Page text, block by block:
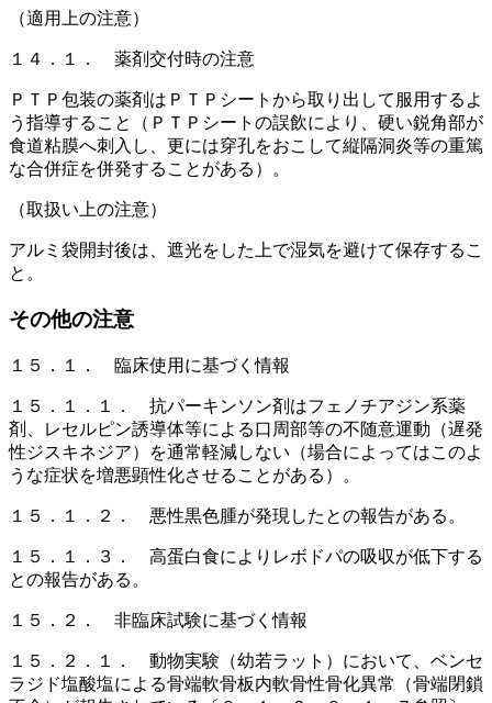
（適用上の注意）
１４．１． 薬剤交付時の注意
ＰＴＰ包装の薬剤はＰＴＰシートから取り出して服用するよ
う指導すること（ＰＴＰシートの誤飲により、硬い鋭角部が
食道粘膜へ刺入し、更には穿孔をおこして縦隔洞炎等の重篤
な合併症を併発することがある）。
（取扱い上の注意）
アルミ袋開封後は、遮光をした上で湿気を避けて保存するこ
と。
その他の注意
１５．１． 臨床使用に基づく情報
１５．１．１． 抗パーキンソン剤はフェノチアジン系薬
剤、レセルピン誘導体等による口周部等の不随意運動（遅発
性ジスキネジア）を通常軽減しない（場合によってはこのよ
うな症状を増悪顕性化させることがある）。
１５．１．２． 悪性黒色腫が発現したとの報告がある。
１５．１．３． 高蛋白食によりレボドパの吸収が低下する
との報告がある。
１５．２． 非臨床試験に基づく情報
１５．２．１． 動物実験（幼若ラット）において、ベンセ
ラジド塩酸塩による骨端軟骨板内軟骨性骨化異常（骨端閉鎖